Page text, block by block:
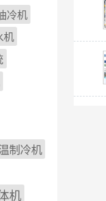
冷机
机
制冷机
机